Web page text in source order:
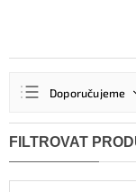
z
e
n
í
Doporučujeme
Nejlevnější